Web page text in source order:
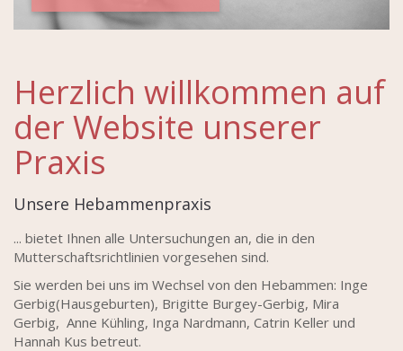
Herzlich willkommen auf
der Website unserer
Praxis
Unsere Hebammenpraxis
... bietet Ihnen alle Untersuchungen an, die in den
Mutterschaftsrichtlinien vorgesehen sind.
Sie werden bei uns im Wechsel von den Hebammen: Inge
Gerbig(Hausgeburten), Brigitte Burgey-Gerbig, Mira
Gerbig, Anne Kühling, Inga Nardmann, Catrin Keller und
Hannah Kus betreut.